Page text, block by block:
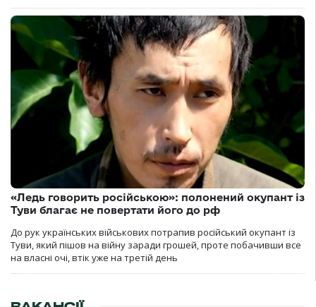
«Ледь говорить російською»: полонений окупант із
Туви благає не повертати його до рф
До рук українських військових потрапив російський окупант із
Туви, який пішов на війну заради грошей, проте побачивши все
на власні очі, втік уже на третій день